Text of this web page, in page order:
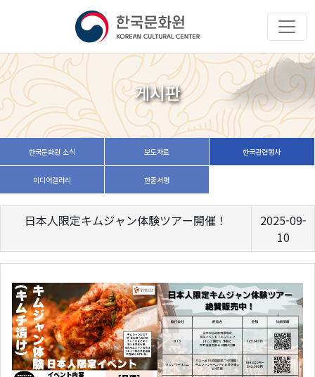
게시판
한국문화원 소식 보도자료 한국관련행사
미디어갤러리 한줄서평
日本人限定キムジャン体験ツアー開催！
2025-09-
10